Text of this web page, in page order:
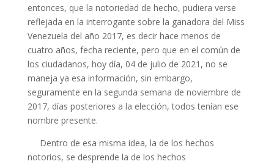
entonces, que la notoriedad de hecho, pudiera verse
reflejada en la interrogante sobre la ganadora del Miss
Venezuela del año 2017, es decir hace menos de
cuatro años, fecha reciente, pero que en el común de
los ciudadanos, hoy día, 04 de julio de 2021, no se
maneja ya esa información, sin embargo,
seguramente en la segunda semana de noviembre de
2017, días posteriores a la elección, todos tenían ese
nombre presente.
Dentro de esa misma idea, la de los hechos
notorios, se desprende la de los hechos